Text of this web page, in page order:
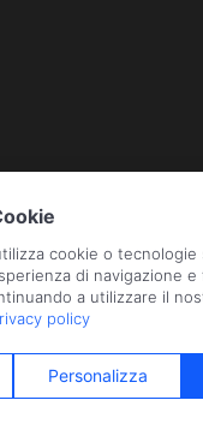
· Capitale Sociale